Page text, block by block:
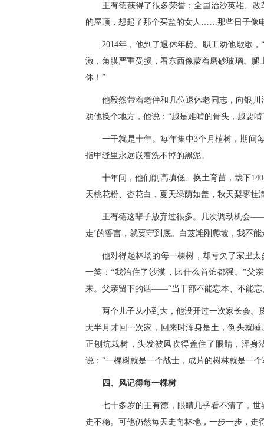
王有德获得了很多荣誉：全国治沙英雄、
的屋顶，想起了那个买盐的女人……那些日子像
2014年，他到了退休年龄。职工劝他歇歇
激，角膜严重受损，看东西像蒙着磨砂玻璃。
休！”
他毅然带着老伴和几位退休老同志，向银
劝他换个地方，他说：“越是难啃的骨头，越要啃
一干就是十年。每年集中3个月植树，期间
指甲缝里永远嵌着洗不掉的黑泥。
十年间，他们削高填低、换土育苗，栽下
天桃花粉、杏花白，夏天绿荫如盖，秋天梨枣
王有德这辈子放弃过很多。几次调动机会
走’的誓言，就要守到底。白芨滩刚爬坡，我不
他对得起林场的每一棵树，却亏欠了家里
一笑：“我治住了沙漠，比什么首饰都强。”父
来。父亲留下的话——“当干部不能忘本、不能
两个儿子从小到大，他没开过一次家长会。
天半月才回一次家，回来时浑身是土，倒头就
正刨坑栽树，头发被风吹得盖住了眼睛，浑
说：“一棵树就是一个战士，成片的树林就是一
四、风记得每一棵树
七十多岁的王有德，眼睛几乎看不清了，
走不稳。可他仍然每天走向林地，一步一步，走